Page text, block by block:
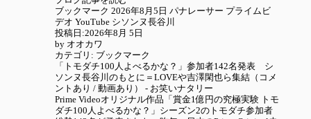
ブックマーク 2026年8月5日 パナレーサー プライムビ
デオ YouTube シソンヌ長谷川
投稿日:2026年8月 5日
by オオカワ
カテゴリ: ブックマーク
「トモダチ100人よべるかな？」参加者142名発表 シ
ソンヌ長谷川のもとに＝LOVEや吉澤閑也ら集結（コメ
ントあり / 動画あり） - お笑いナタリー
Prime Videoオリジナル作品「賞金1億円の究極実験 トモ
ダチ100人よべるかな？」シーズン2のトモダチ参加者